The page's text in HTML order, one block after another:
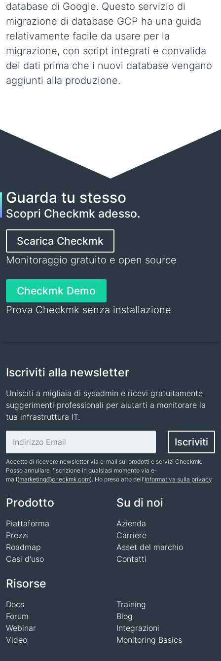
database di Google. Questo servizio di
migrazione di database GCP ha una guida
relativamente facile da usare per la
migrazione, con script integrati e convalida
dei dati prima che i nuovi database vengano
aggiunti alla produzione.
Guarda tu stesso
Scopri Checkmk adesso.
Scarica Checkmk
Monitoraggio gratuito e open source
Checkmk Demo
Prova Checkmk senza installazione
Iscriviti alla newsletter
Unisciti a migliaia di sysadmin e ricevi gratuitamente
suggerimenti professionali per aiutarti a monitorare la
tua infrastruttura IT.
Iscriviti
Accetto di ricevere newsletter via e-mail sui prodotti e servizi Checkmk.
Posso annullare l'iscrizione in qualsiasi momento via e-
mail(marketing@checkmk.com). Ho preso atto dell'Informativa sulla privacy
Prodotto
Piattaforma
Prezzi
Roadmap
Casi d'uso
Risorse
Docs
Forum
Webinar
Video
Training
Blog
Integrazioni
Monitoring Basics
Su di noi
Azienda
Carriere
Asset del marchio
Contatti